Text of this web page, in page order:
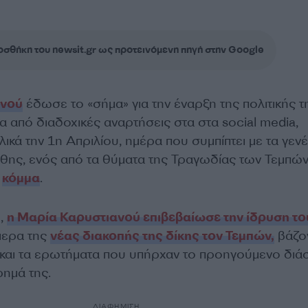
του newsit.gr ως προτεινόμενη πηγή στην Google
έδωσε το «σήμα» για την έναρξη της πολιτικής
διαδοχικές αναρτήσεις στα στα social media,
την 1η Απριλίου, ημέρα που συμπίπτει με τα
ενός από τα θύματα της Τραγωδίας των Τεμπών
κόμμα.
η Μαρία Καρυστιανού επιβεβαίωσε την ίδρυση
της νέας διακοπής της δίκης τον Τεμπών,
τα ερωτήματα που υπήρχαν το προηγούμενο
της.
ΔΙΑΦΗΜΙΣΗ